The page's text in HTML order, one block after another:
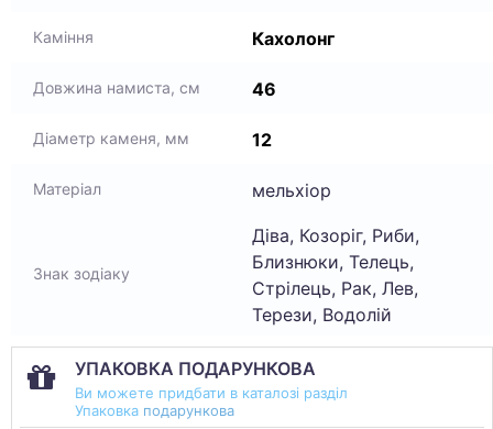
Каміння Кахолонг
Довжина намиста, см 46
Діаметр каменя, мм 12
Матеріал мельхіор
Знак зодіаку
Діва, Козоріг, Риби,
Близнюки, Телець,
Стрілець, Рак, Лев,
Терези, Водолій
УПАКОВКА ПОДАРУНКОВА
Ви можете придбати в каталозі разділ
Упаковка подарункова